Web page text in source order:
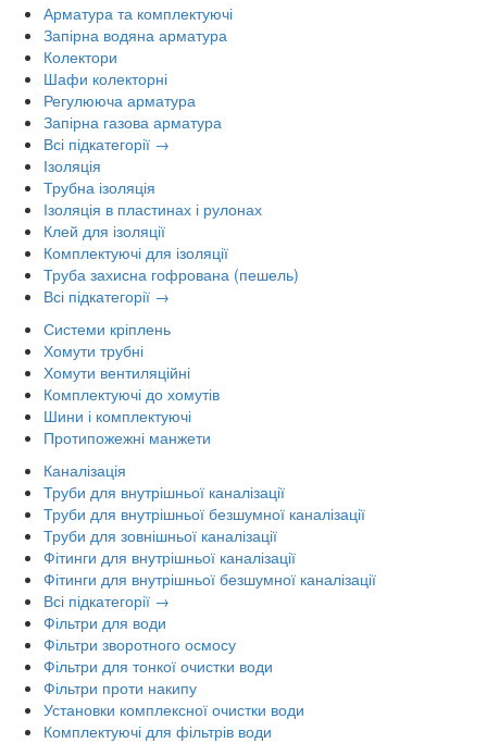
Арматура та комплектуючі
Запірна водяна арматура
Колектори
Шафи колекторні
Регулююча арматура
Запірна газова арматура
Всі підкатегорії →
Ізоляція
Трубна ізоляція
Ізоляція в пластинах і рулонах
Клей для ізоляції
Комплектуючі для ізоляції
Труба захисна гофрована (пешель)
Всі підкатегорії →
Системи кріплень
Хомути трубні
Хомути вентиляційні
Комплектуючі до хомутів
Шини і комплектуючі
Протипожежні манжети
Каналізація
Труби для внутрішньої каналізації
Труби для внутрішньої безшумної каналізації
Труби для зовнішньої каналізації
Фітинги для внутрішньої каналізації
Фітинги для внутрішньої безшумної каналізації
Всі підкатегорії →
Фільтри для води
Фільтри зворотного осмосу
Фільтри для тонкої очистки води
Фільтри проти накипу
Установки комплексної очистки води
Комплектуючі для фільтрів води